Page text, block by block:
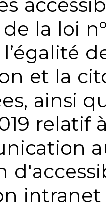
la loi
et la
ainsi
relatif